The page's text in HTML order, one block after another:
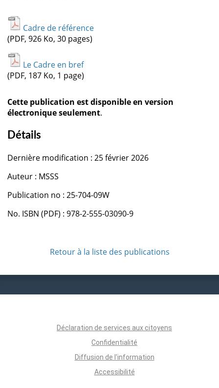
Cadre de référence
(PDF, 926 Ko, 30 pages)
Le Cadre en bref
(PDF, 187 Ko, 1 page)
Cette publication est disponible en version
électronique seulement.
Détails
Dernière modification : 25 février 2026
Auteur : MSSS
Publication no : 25-704-09W
No. ISBN (PDF) : 978-2-555-03090-9
Retour à la liste des publications
Déclaration de services aux citoyens
Confidentialité
Diffusion de l'information
Accessibilité